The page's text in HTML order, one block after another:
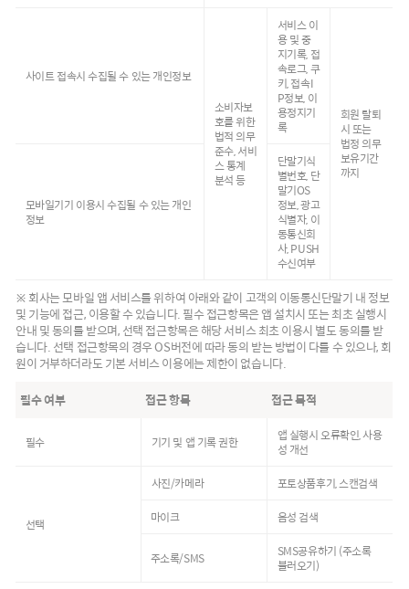
사이트 접속시 수집될 수 있는 개인정보
소비자보
호를 위한
법적 의무
준수, 서비
스 통계
분석 등
서비스 이
용 및 중
지기록, 접
속로그, 쿠
키, 접속I
P정보, 이
용정지기
록
회원 탈퇴
시 또는
법정 의무
보유기간
까지
모바일기기 이용시 수집될 수 있는 개인
정보
단말기식
별번호, 단
말기OS
정보, 광고
식별자, 이
동통신회
사, PUSH
수신여부
※ 회사는 모바일 앱 서비스를 위하여 아래와 같이 고객의 이동통신단말기 내 정보
및 기능에 접근, 이용할 수 있습니다. 필수 접근항목은 앱 설치시 또는 최초 실행시
안내 및 동의를 받으며, 선택 접근항목은 해당 서비스 최초 이용시 별도 동의를 받
습니다. 선택 접근항목의 경우 OS버전에 따라 동의 받는 방법이 다를 수 있으나, 회
원이 거부하더라도 기본 서비스 이용에는 제한이 없습니다.
필수 여부
접근 항목 접근 목적
필수 기기 및 앱 기록 권한
앱 실행시 오류확인, 사용
성 개선
선택
사진/카메라 포토상품후기, 스캔검색
마이크 음성 검색
주소록/SMS
SMS공유하기 (주소록
불러오기)